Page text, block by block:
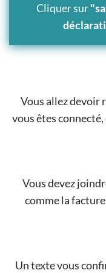
Cliquer sur
Vous allez devoir
vous êtes
Vous devez
comme la
Un texte vous